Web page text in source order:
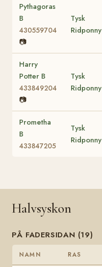
Pythagoras
B
430559704
📷
Tysk
Ridponny
Harry
Potter B
433849204
📷
Tysk
Ridponny
Prometha
B
433847205
Tysk
Ridponny
Halvsyskon
PÅ FADERSIDAN (19)
NAMN RAS